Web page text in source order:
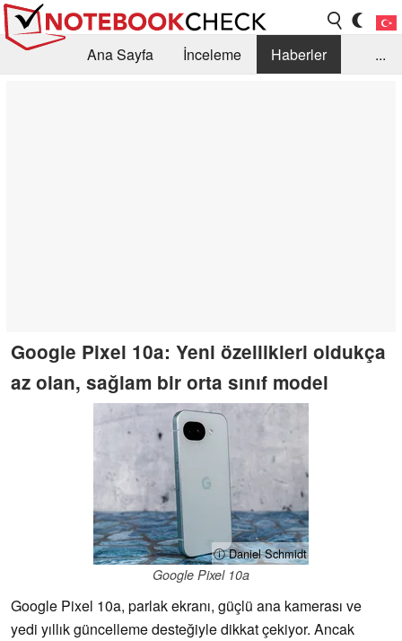
Ana Sayfa İnceleme
Haberler
...
Google Pixel 10a: Yeni özellikleri oldukça
az olan, sağlam bir orta sınıf model
ⓘ Daniel Schmidt
Google Pixel 10a
Google Pixel 10a, parlak ekranı, güçlü ana kamerası ve
yedi yıllık güncelleme desteğiyle dikkat çekiyor. Ancak